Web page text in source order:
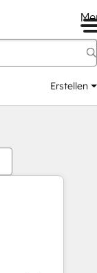
Erstellen